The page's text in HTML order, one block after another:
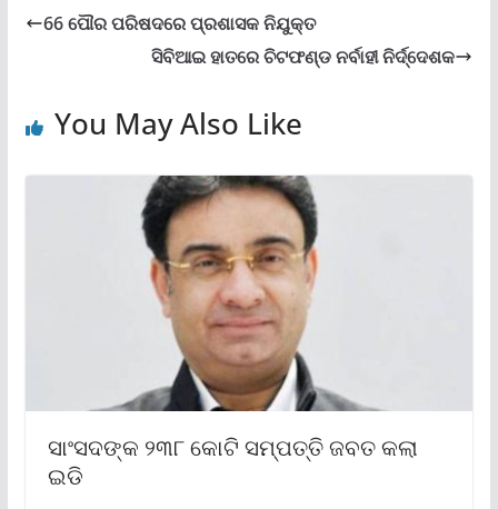
66 ପୌର ପରିଷଦରେ ପ୍ରଶାସକ ନିଯୁକ୍ତ
ସିବିଆଇ ହାତରେ ଚିଟଫଣ୍ଡ ନର୍ବାହୀ ନିର୍ଦ୍ଦେଶକ
You May Also Like
ସାଂସଦଙ୍କ ୨୩୮ କୋଟି ସମ୍ପତ୍ତି ଜବତ କଲା
ଇଡି